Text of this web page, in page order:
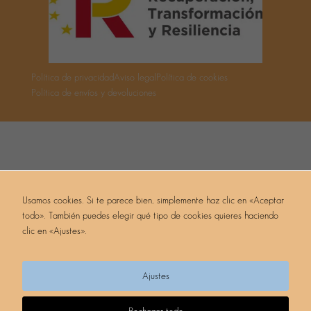
Política de privacidadAviso legal Política de cookies
Política de envíos y devoluciones
Usamos cookies. Si te parece bien, simplemente haz clic en «Aceptar
todo». También puedes elegir qué tipo de cookies quieres haciendo
clic en «Ajustes».
Ajustes
mientras visitas
nuestro sitio,
aumentas la
posibilidad de
personalizados.